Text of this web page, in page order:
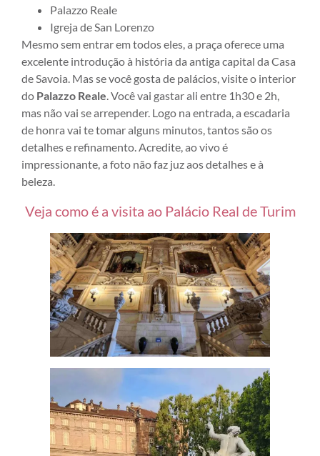
Palazzo Reale
Igreja de San Lorenzo
Mesmo sem entrar em todos eles, a praça oferece uma
excelente introdução à história da antiga capital da Casa
de Savoia. Mas se você gosta de palácios, visite o interior
do Palazzo Reale. Você vai gastar ali entre 1h30 e 2h,
mas não vai se arrepender. Logo na entrada, a escadaria
de honra vai te tomar alguns minutos, tantos são os
detalhes e refinamento. Acredite, ao vivo é
impressionante, a foto não faz juz aos detalhes e à
beleza.
Veja como é a visita ao Palácio Real de Turim